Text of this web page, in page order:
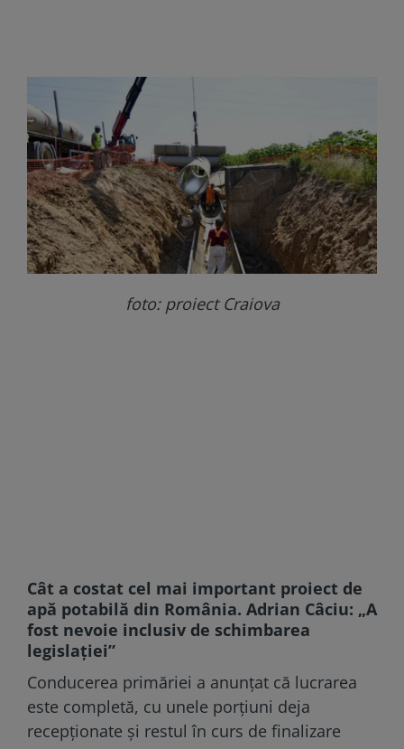
foto: proiect Craiova
Cât a costat cel mai important proiect de
apă potabilă din România. Adrian Câciu: „A
fost nevoie inclusiv de schimbarea
legislației”
Conducerea primăriei a anunțat că lucrarea
este completă, cu unele porțiuni deja
recepționate și restul în curs de finalizare